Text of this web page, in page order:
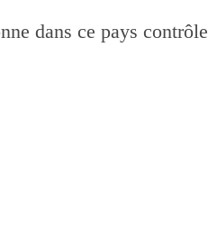
dans ce pays contrôle